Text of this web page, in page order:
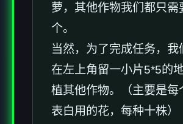
萝，其他作物我们都只需
个。
当然，为了完成任务，我
在左上角留一小片5*5的
植其他作物。（主要是每
表白用的花，每种十株）